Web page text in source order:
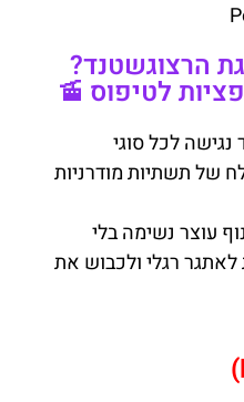
הרצוגשטנד?
לטיפוס 🚡
לכל סוגי
של תשתיות מודרניות
עוצר נשימה בלי
רגלי ולכבוש את